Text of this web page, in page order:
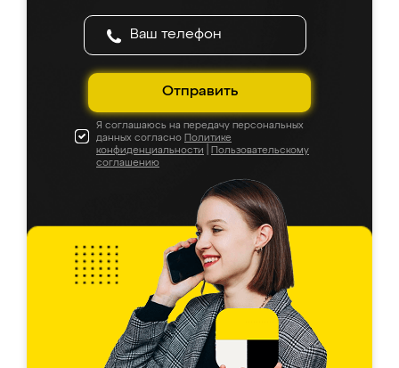
Отправить
Я соглашаюсь на передачу персональных
данных согласно Политике
конфиденциальности
Пользовательскому
соглашению